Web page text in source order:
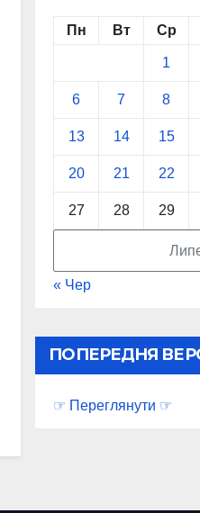
Пн Вт Ср
1
6 7 8
13 14 15
20 21 22
27 28 29
« Чер
ПОПЕРЕДНЯ
☞ Переглянути ☞